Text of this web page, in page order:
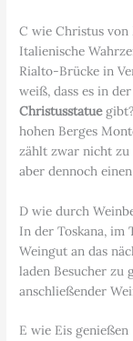
C wie Christus von
Italienische
Rialto-Brücke in
weiß, dass es in
Christusstatue
hohen Berges
zählt zwar nicht zu
aber dennoch
D wie durch
In der Toskana, im
Weingut an das
laden Besucher zu
anschließender
E wie Eis genießen